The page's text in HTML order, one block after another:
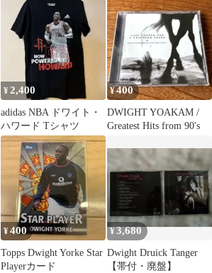
¥2,400
adidas NBA ドワイト・
ハワード Tシャツ
¥400
DWIGHT YOAKAM /
Greatest Hits from 90's
¥400
Topps Dwight Yorke Star
Playerカード
¥3,680
Dwight Druick Tanger
【帯付・廃盤】